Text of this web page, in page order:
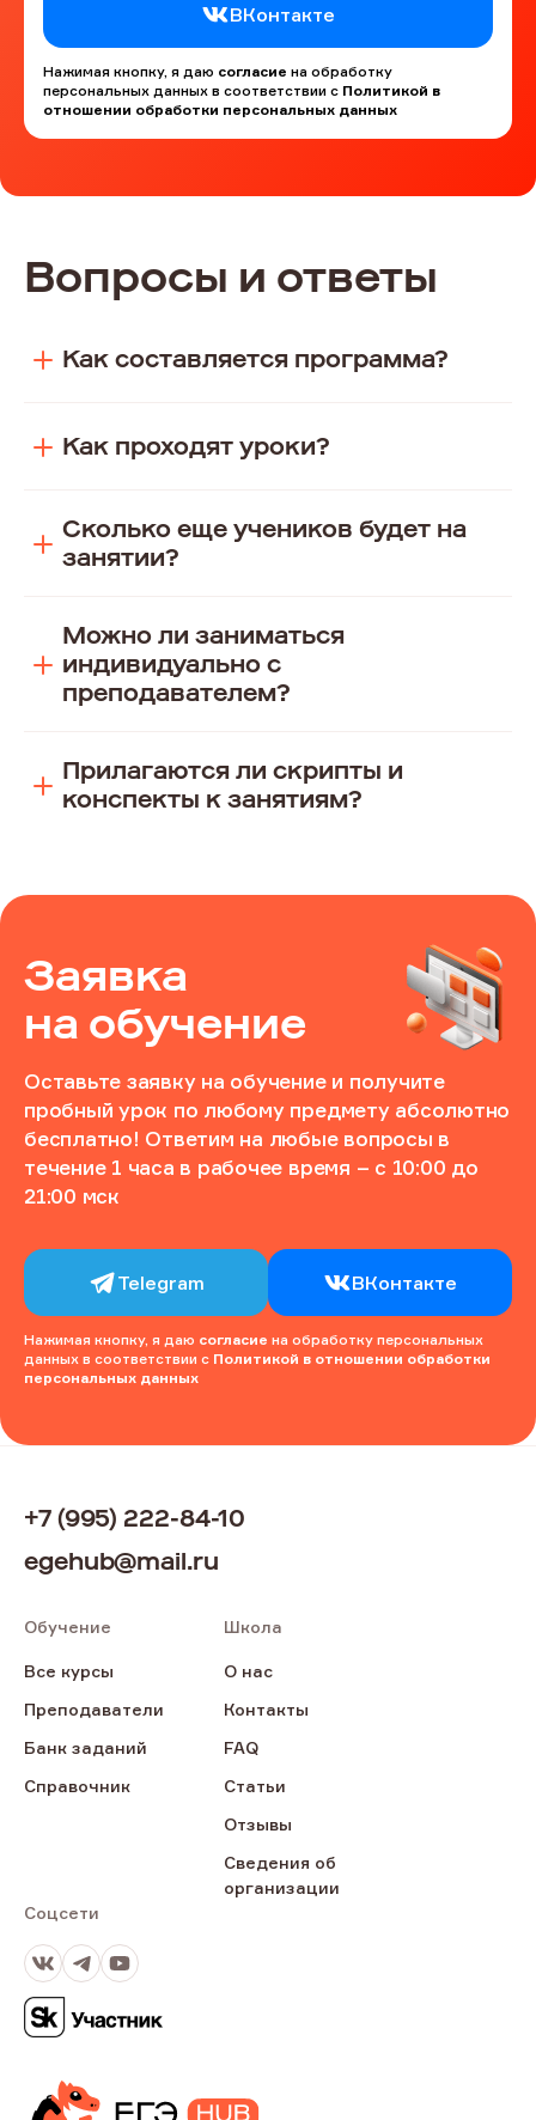
ВКонтакте
Нажимая кнопку, я даю согласие на обработку
персональных данных в соответствии с Политикой в
отношении обработки персональных данных
Вопросы и ответы
Как составляется программа?
Как проходят уроки?
Сколько еще учеников будет на
занятии?
Можно ли заниматься
индивидуально с
преподавателем?
Прилагаются ли скрипты и
конспекты к занятиям?
Заявка
на обучение
Оставьте заявку на обучение и получите
пробный урок по любому предмету абсолютно
бесплатно! Ответим на любые вопросы в
течение 1 часа в рабочее время – с 10:00 до
21:00 мск
Telegram ВКонтакте
Нажимая кнопку, я даю согласие на обработку персональных
данных в соответствии с Политикой в отношении обработки
персональных данных
+7 (995) 222-84-10
egehub@mail.ru
Обучение
Все курсы
Преподаватели
Банк заданий
Справочник
Школа
О нас
Контакты
FAQ
Статьи
Отзывы
Сведения об
организации
Соцсети
ВКонтакте
Телеграм
Youtube